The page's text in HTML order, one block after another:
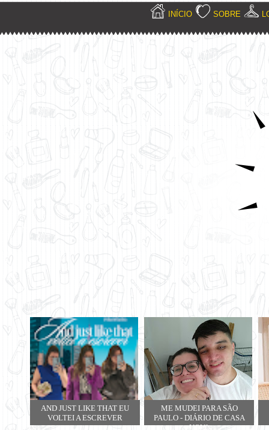
INÍCIO SOBRE
AND JUST LIKE THAT EU
VOLTEI A ESCREVER
ME MUDEI PARA SÃO
PAULO - DIÁRIO DE CASA
NOVA